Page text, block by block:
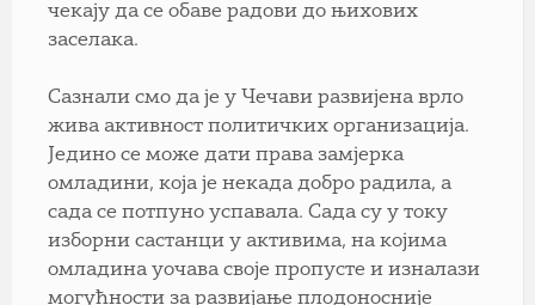
чекају да се обаве радови до њихових
заселака.
Сазнали смо да је у Чечави развијена врло
жива активност политичких организација.
Једино се може дати права замјерка
омладини, која је некада добро радила, а
сада се потпуно успавала. Сада су у току
изборни састанци у активима, на којима
омладина уочава своје пропусте и изналази
могућности за развијање плодоносније